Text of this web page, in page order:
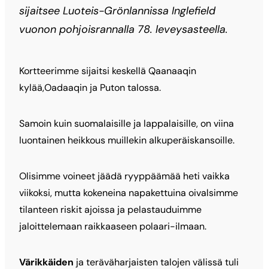
sijaitsee Luoteis-Grönlannissa Inglefield
vuonon pohjoisrannalla 78. leveysasteella.
Kortteerimme sijaitsi keskellä Qaanaaqin
kylää,Oadaaqin ja Puton talossa.
Samoin kuin suomalaisille ja lappalaisille, on viina
luontainen heikkous muillekin alkuperäiskansoille.
Olisimme voineet jäädä ryyppäämää heti vaikka
viikoksi, mutta kokeneina napakettuina oivalsimme
tilanteen riskit ajoissa ja pelastauduimme
jaloittelemaan raikkaaseen polaari-ilmaan.
Värikkäiden ja teräväharjaisten talojen välissä tuli